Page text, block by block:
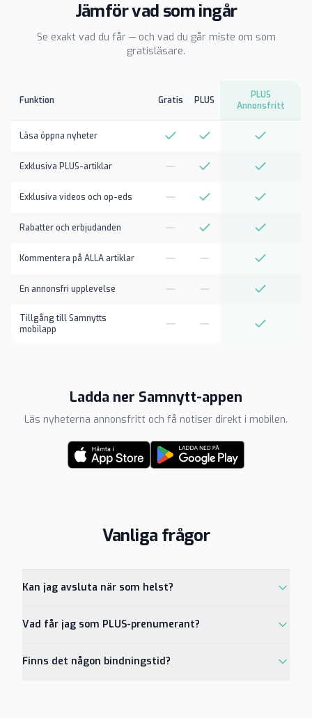
Jämför vad som ingår
Se exakt vad du får — och vad du går miste om som
gratisläsare.
Funktion Gratis PLUS
PLUS
Annonsfritt
Läsa öppna nyheter
Exklusiva PLUS-artiklar
Exklusiva videos och op-eds
Rabatter och erbjudanden
Kommentera på ALLA artiklar
En annonsfri upplevelse
Tillgång till Samnytts
mobilapp
Ladda ner Samnytt-appen
Läs nyheterna annonsfritt och få notiser direkt i mobilen.
Vanliga frågor
Kan jag avsluta när som helst?
Vad får jag som PLUS-prenumerant?
Finns det någon bindningstid?